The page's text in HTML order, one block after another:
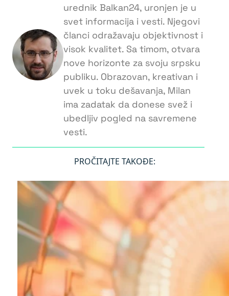
urednik Balkan24, uronjen je u
svet informacija i vesti. Njegovi
članci odražavaju objektivnost i
visok kvalitet. Sa timom, otvara
nove horizonte za svoju srpsku
publiku. Obrazovan, kreativan i
uvek u toku dešavanja, Milan
ima zadatak da donese svež i
ubedljiv pogled na savremene
vesti.
PROČITAJTE TAKOĐE: